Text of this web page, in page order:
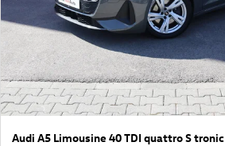
Audi A5 Limousine 40 TDI quattro S tronic